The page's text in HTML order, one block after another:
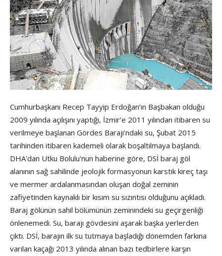
Cumhurbaşkanı Recep Tayyip Erdoğan’ın Başbakan olduğu
2009 yılında açılışını yaptığı, İzmir’e 2011 yılından itibaren su
verilmeye başlanan Gördes Barajı’ndaki su, Şubat 2015
tarihinden itibaren kademeli olarak boşaltılmaya başlandı.
DHA'dan Utku Bolulu'nun haberine göre, DSİ baraj göl
alanının sağ sahilinde jeolojik formasyonun karstik kireç taşı
ve mermer ardalanmasından oluşan doğal zeminin
zafiyetinden kaynaklı bir kısım su sızıntısı olduğunu açıkladı.
Baraj gölünün sahil bölümünün zeminindeki su geçirgenliği
önlenemedi. Su, barajı gövdesini aşarak başka yerlerden
çıktı. DSİ, barajın ilk su tutmaya başladığı dönemden farkına
varılan kaçağı 2013 yılında alınan bazı tedbirlere karşın